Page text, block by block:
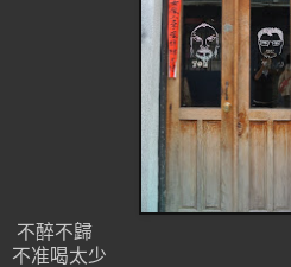
不醉不歸
不准喝太少